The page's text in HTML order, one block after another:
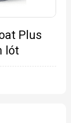
Plus
lót